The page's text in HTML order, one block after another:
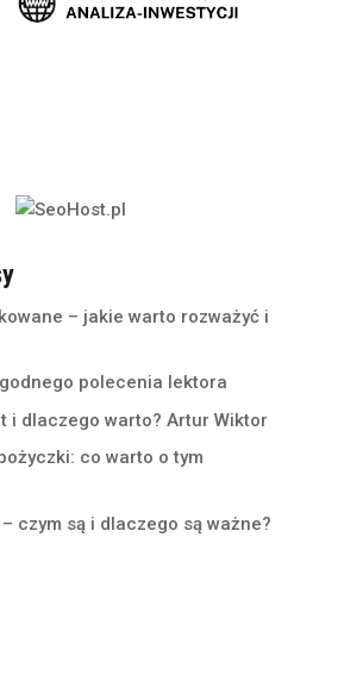
– jakie warto rozważyć i
polecenia lektora
i dlaczego warto? Artur Wiktor
co warto o tym
czym są i dlaczego są ważne?